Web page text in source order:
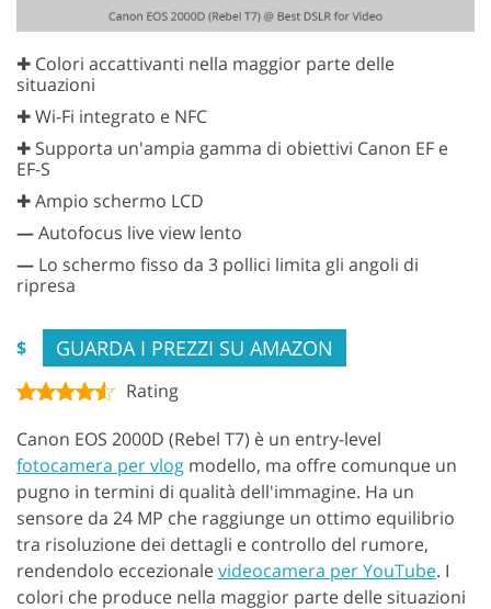
✚ Colori accattivanti nella maggior parte delle
situazioni
✚ Wi-Fi integrato e NFC
✚ Supporta un'ampia gamma di obiettivi Canon EF e
EF-S
✚ Ampio schermo LCD
—Autofocus live view lento
— Lo schermo fisso da 3 pollici limita gli angoli di
ripresa
$ GUARDA I PREZZI SU AMAZON
Rating
Canon EOS 2000D (Rebel T7) è un entry-level
fotocamera per vlog modello, ma offre comunque un
pugno in termini di qualità dell'immagine. Ha un
sensore da 24 MP che raggiunge un ottimo equilibrio
tra risoluzione dei dettagli e controllo del rumore,
rendendolo eccezionalevideocamera per YouTube. I
colori che produce nella maggior parte delle situazioni